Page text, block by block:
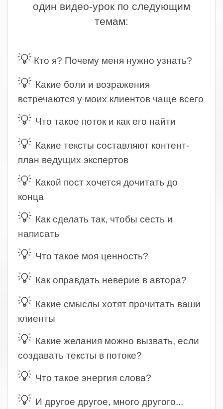
один видео-урок по следующим
темам:
💡 Кто я? Почему меня нужно узнать?
💡 Какие боли и возражения
встречаются у моих клиентов чаще всего
💡 Что такое поток и как его найти
💡 Какие тексты составляют контент-
план ведущих экспертов
💡 Какой пост хочется дочитать до
конца
💡 Как сделать так, чтобы сесть и
написать
💡 Что такое моя ценность?
💡 Как оправдать неверие в автора?
💡 Какие смыслы хотят прочитать ваши
клиенты
💡 Какие желания можно вызвать, если
создавать тексты в потоке?
💡 Что такое энергия слова?
💡 И другое другое, много другого...